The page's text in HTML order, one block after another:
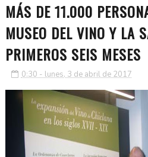
MÁS DE 11.000
MUSEO DEL VINO Y LA
PRIMEROS SEIS MESES
0:30 - lunes, 3 de abril de 2017